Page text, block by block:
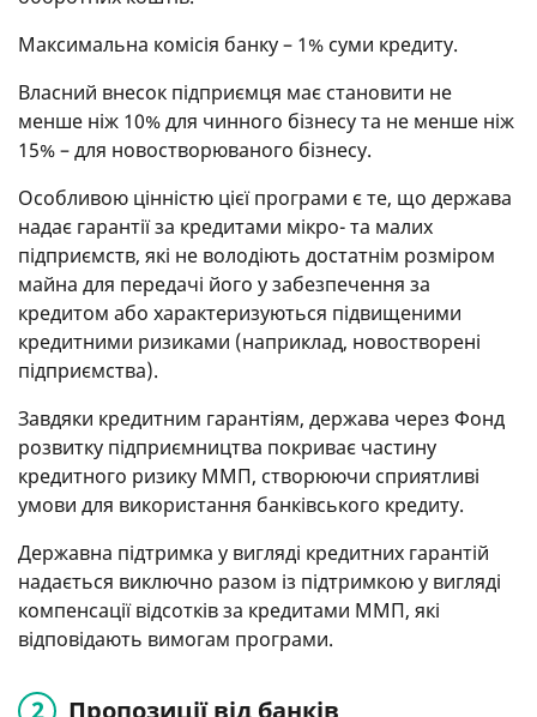
Максимальна комісія банку – 1% суми кредиту.
Власний внесок підприємця має становити не
менше ніж 10% для чинного бізнесу та не менше ніж
15% – для новостворюваного бізнесу.
Особливою цінністю цієї програми є те, що держава
надає гарантії за кредитами мікро- та малих
підприємств, які не володіють достатнім розміром
майна для передачі його у забезпечення за
кредитом або характеризуються підвищеними
кредитними ризиками (наприклад, новостворені
підприємства).
Завдяки кредитним гарантіям, держава через Фонд
розвитку підприємництва покриває частину
кредитного ризику ММП, створюючи сприятливі
умови для використання банківського кредиту.
Державна підтримка у вигляді кредитних гарантій
надається виключно разом із підтримкою у вигляді
компенсації відсотків за кредитами ММП, які
відповідають вимогам програми.
Пропозиції від банків